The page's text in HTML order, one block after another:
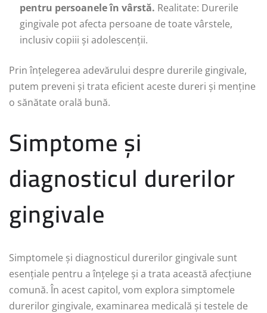
pentru persoanele în vârstă. Realitate: Durerile
gingivale pot afecta persoane de toate vârstele,
inclusiv copiii și adolescenții.
Prin înțelegerea adevărului despre durerile gingivale,
putem preveni și trata eficient aceste dureri și menține
o sănătate orală bună.
Simptome și
diagnosticul durerilor
gingivale
Simptomele și diagnosticul durerilor gingivale sunt
esențiale pentru a înțelege și a trata această afecțiune
comună. În acest capitol, vom explora simptomele
durerilor gingivale, examinarea medicală și testele de